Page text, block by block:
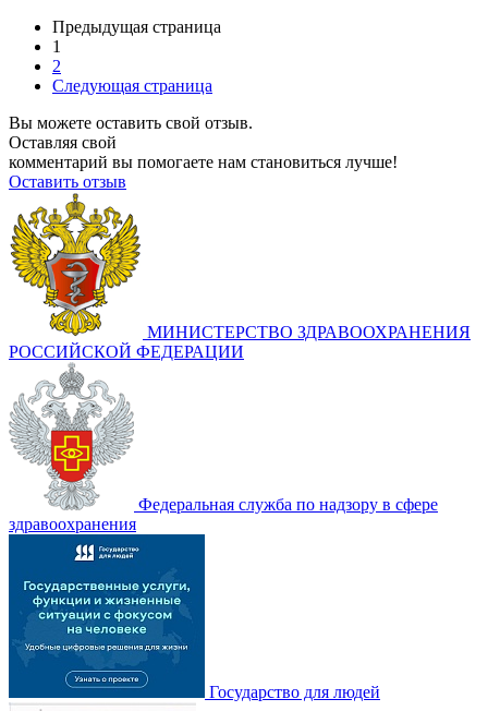
Предыдущая страница
1
2
Следующая страница
Вы можете оставить свой отзыв.
Оставляя свой
комментарий вы помогаете нам становиться лучше!
Оставить отзыв
МИНИСТЕРСТВО ЗДРАВООХРАНЕНИЯ
РОССИЙСКОЙ ФЕДЕРАЦИИ
Федеральная служба по надзору в сфере
здравоохранения
Государство для людей